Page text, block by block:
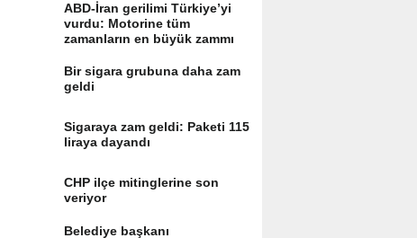
ABD-İran gerilimi Türkiye’yi
vurdu: Motorine tüm
zamanların en büyük zammı
Bir sigara grubuna daha zam
geldi
Sigaraya zam geldi: Paketi 115
liraya dayandı
CHP ilçe mitinglerine son
veriyor
Belediye başkanı